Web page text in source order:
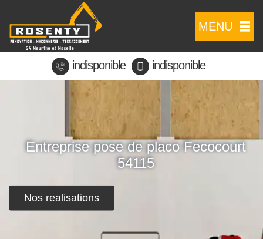
MENU
indisponible indisponible
Entreprise pose de placo Fecocourt
54115
Nos realisations